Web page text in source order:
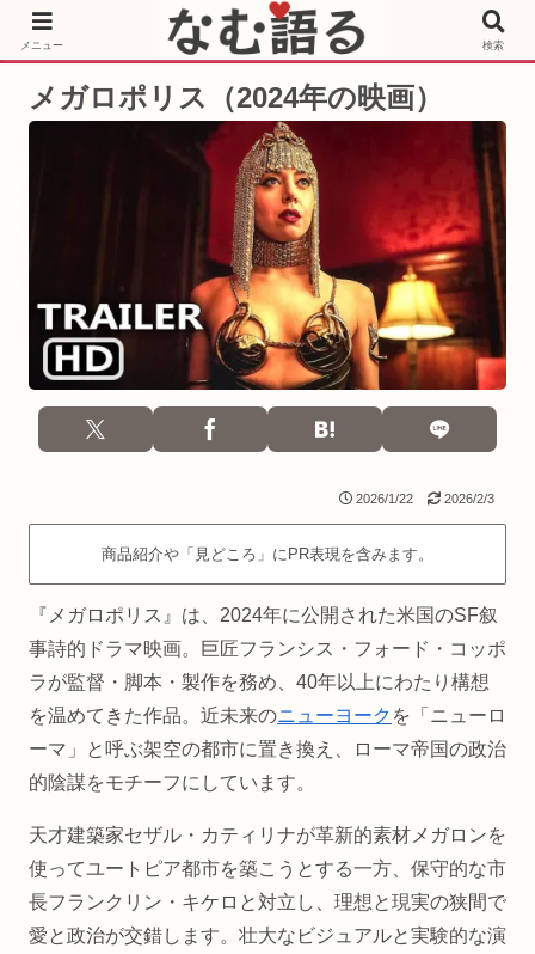
［PR］Prime Video もっと観るならサブスクリプション
メガロポリス（2024年の映画）
2026/1/22 2026/2/3
商品紹介や「見どころ」にPR表現を含みます。
『メガロポリス』は、2024年に公開された米国のSF叙
事詩的ドラマ映画。巨匠フランシス・フォード・コッポ
ラが監督・脚本・製作を務め、40年以上にわたり構想
を温めてきた作品。近未来のニューヨーク を「ニューロ
ーマ」と呼ぶ架空の都市に置き換え、ローマ帝国の政治
的陰謀をモチーフにしています。
天才建築家セザル・カティリナが革新的素材メガロンを
使ってユートピア都市を築こうとする一方、保守的な市
長フランクリン・キケロと対立し、理想と現実の狭間で
愛と政治が交錯します。壮大なビジュアルと実験的な演
メニュー 検索